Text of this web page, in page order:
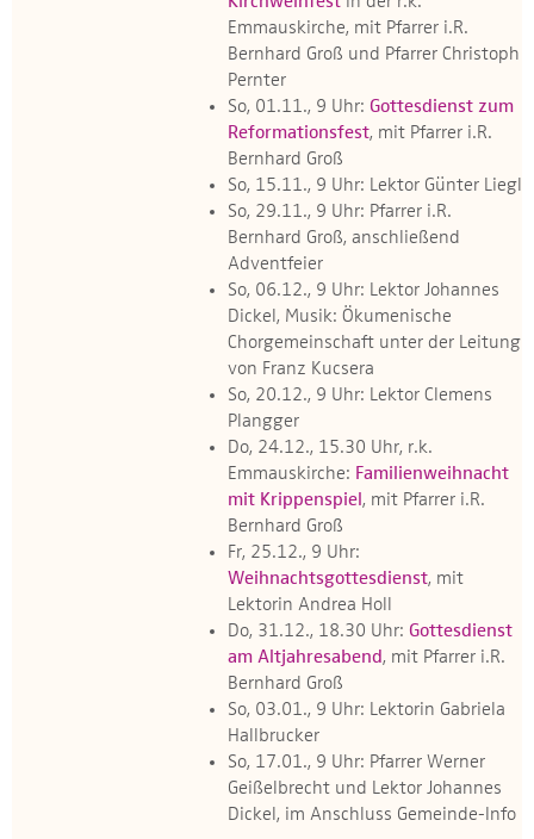
Emmauskirche, mit Pfarrer i.R.
Bernhard Groß und Pfarrer Christoph
Pernter
So, 01.11., 9 Uhr: Gottesdienst zum
Reformationsfest, mit Pfarrer i.R.
Bernhard Groß
So, 15.11., 9 Uhr: Lektor Günter Liegl
So, 29.11., 9 Uhr: Pfarrer i.R.
Bernhard Groß, anschließend
Adventfeier
So, 06.12., 9 Uhr: Lektor Johannes
Dickel, Musik: Ökumenische
Chorgemeinschaft unter der Leitung
von Franz Kucsera
So, 20.12., 9 Uhr: Lektor Clemens
Plangger
Do, 24.12., 15.30 Uhr, r.k.
Emmauskirche: Familienweihnacht
mit Krippenspiel , mit Pfarrer i.R.
Bernhard Groß
Fr, 25.12., 9 Uhr:
Weihnachtsgottesdienst, mit
Lektorin Andrea Holl
Do, 31.12., 18.30 Uhr: Gottesdienst
am Altjahresabend, mit Pfarrer i.R.
Bernhard Groß
So, 03.01., 9 Uhr: Lektorin Gabriela
Hallbrucker
So, 17.01., 9 Uhr: Pfarrer Werner
Geißelbrecht und Lektor Johannes
Dickel, im Anschluss Gemeinde-Info